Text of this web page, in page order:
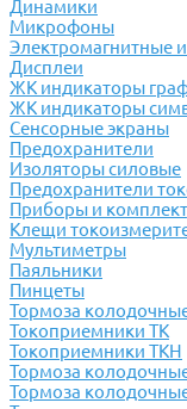
Динамики
Микрофоны
Электромагнитные
Дисплеи
ЖК индикаторы
ЖК индикаторы
Сенсорные экраны
Предохранители
Изоляторы силовые
Предохранители
Приборы и
Клещи
Мультиметры
Паяльники
Пинцеты
Тормоза
Токоприемники ТК
Токоприемники ТКН
Тормоза
Тормоза